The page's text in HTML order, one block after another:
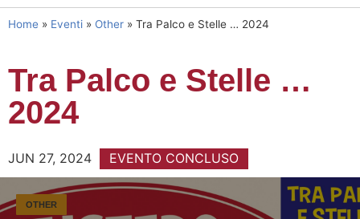
Home » Eventi » Other » Tra Palco e Stelle … 2024
Tra Palco e Stelle …
2024
JUN 27, 2024 EVENTO CONCLUSO
OTHER